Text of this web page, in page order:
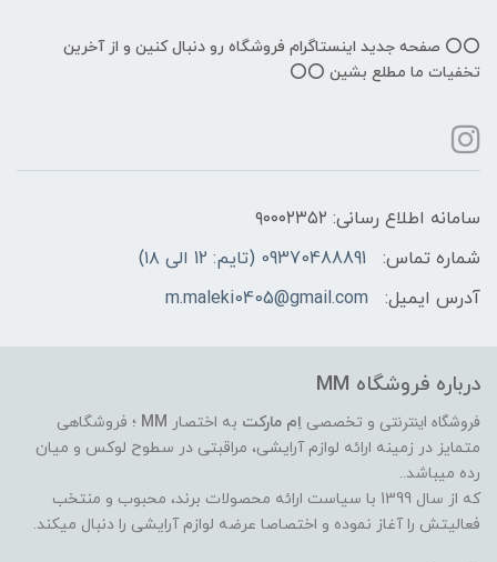
⭕️⭕️ صفحه جدید اینستاگرام فروشگاه رو دنبال کنین و از آخرین
تخفیات ما مطلع بشین ⭕️⭕️
سامانه اطلاع رسانی: ۹۰۰۰۲۳۵۲
شماره تماس:
09370488891 (تایم: 12 الی ۱۸)
آدرس ایمیل:
m.maleki0405@gmail.com
درباره فروشگاه MM
فروشگاه اینترنتی و تخصصی اِم مارکت به اختصار MM ؛ فروشگاهی
متمایز در زمینه ارائه لوازم آرایشی، مراقبتی در سطوح لوکس و میان
رده میباشد..
که از سال 1399 با سیاست ارائه محصولات برند، محبوب و منتخب
فعالیتش را آغاز نموده و اختصاصا عرضه لوازم آرایشی را دنبال میکند.